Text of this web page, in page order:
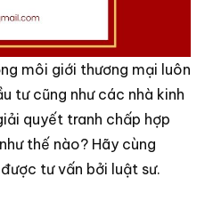
môi giới thương mại luôn
tư cũng như các nhà kinh
quyết tranh chấp hợp
thế nào? Hãy cùng
tư vấn bởi luật sư.